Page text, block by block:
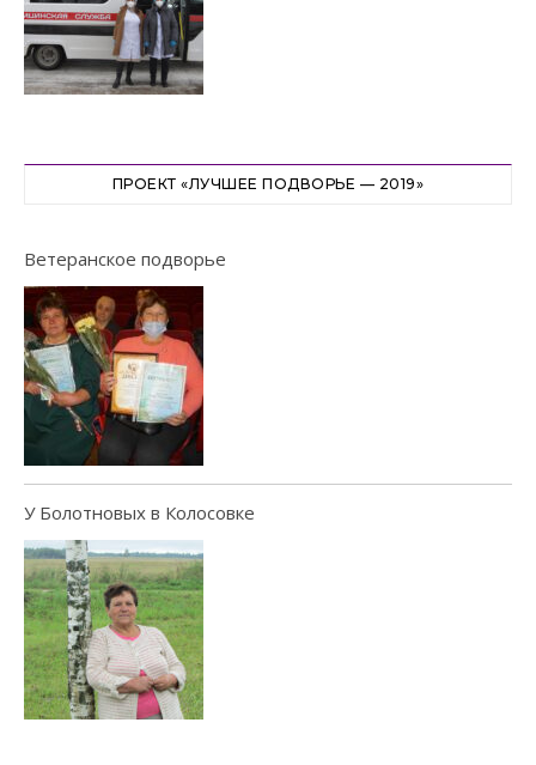
ПРОЕКТ «ЛУЧШЕЕ ПОДВОРЬЕ — 2019»
Ветеранское подворье
У Болотновых в Колосовке